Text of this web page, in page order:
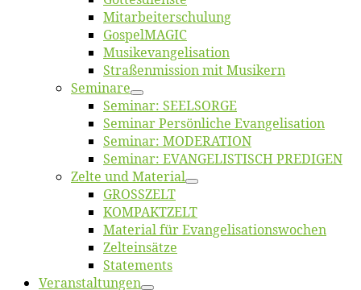
Mitarbeiter­schulung
Gos­pel­MA­GIC
Musikevan­ge­li­sa­tion
Straßenmis­sion mit Musikern
Se­mi­na­re
Se­mi­nar: SEELSORGE
Se­mi­nar Per­sön­li­che Evangelisation
Se­mi­nar: MODERATION
Se­mi­nar: EVANGELISTISCH PREDIGEN
Zel­te und Material
GROSSZELT
KOMPAKTZELT
Ma­te­ri­al für Evangelisationswochen
Zelt­ein­sät­ze
State­ments
Ver­an­stal­tun­gen